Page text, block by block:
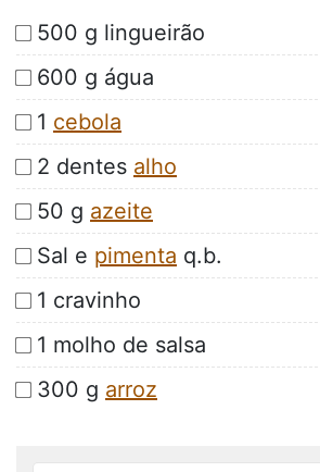
500 g lingueirão
600 g água
1 cebola
2 dentes alho
50 g azeite
Sal e pimenta q.b.
1 cravinho
1 molho de salsa
300 g arroz